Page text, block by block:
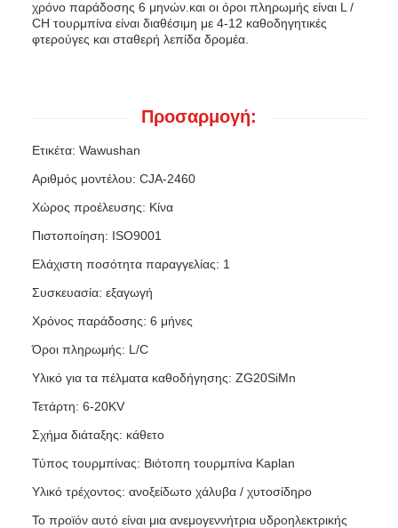
χρόνο παράδοσης 6 μηνών.και οι όροι πληρωμής είναι L /
CΗ τουρμπίνα είναι διαθέσιμη με 4-12 καθοδηγητικές
φτερούγες και σταθερή λεπίδα δρομέα.
Προσαρμογή:
Ετικέτα: Wawushan
Αριθμός μοντέλου: CJA-2460
Χώρος προέλευσης: Κίνα
Πιστοποίηση: ISO9001
Ελάχιστη ποσότητα παραγγελίας: 1
Συσκευασία: εξαγωγή
Χρόνος παράδοσης: 6 μήνες
Όροι πληρωμής: L/C
Υλικό για τα πέλματα καθοδήγησης: ZG20SiMn
Τετάρτη: 6-20KV
Σχήμα διάταξης: κάθετο
Τύπος τουρμπίνας: Βιότοπη τουρμπίνα Kaplan
Υλικό τρέχοντος: ανοξείδωτο χάλυβα / χυτοσίδηρο
Το προϊόν αυτό είναι μια ανεμογεννήτρια υδροηλεκτρικής